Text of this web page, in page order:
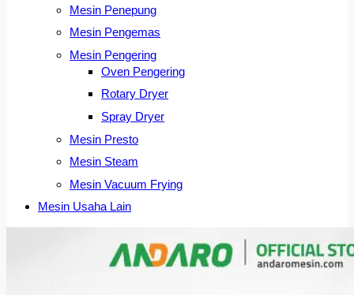
Mesin Penepung
Mesin Pengemas
Mesin Pengering
Oven Pengering
Rotary Dryer
Spray Dryer
Mesin Presto
Mesin Steam
Mesin Vacuum Frying
Mesin Usaha Lain